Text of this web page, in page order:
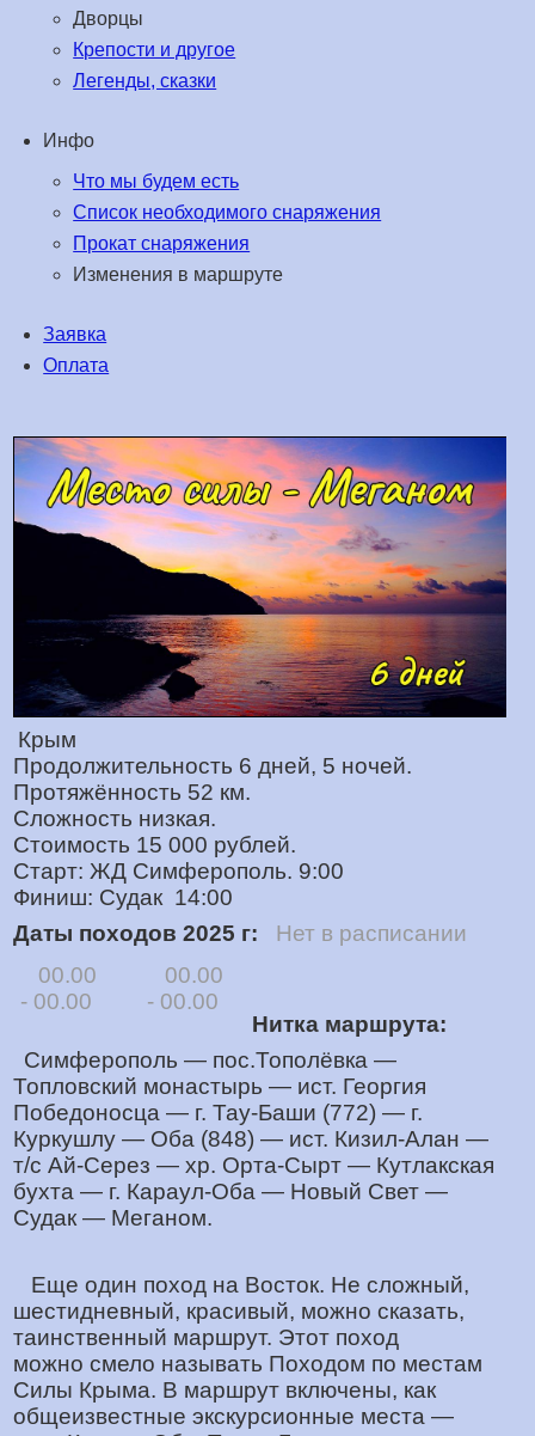
Дворцы
Крепости и другое
Легенды, сказки
Инфо
Что мы будем есть
Список необходимого снаряжения
Прокат снаряжения
Изменения в маршруте
Заявка
Оплата
Крым
Продолжительность 6 дней, 5 ночей.
Протяжённость 52 км.
Сложность низкая.
Стоимость 15 000 рублей.
Старт: ЖД Симферополь. 9:00
Финиш: Судак 14:00
Даты походов 2025 г: Нет в расписании
00.00
- 00.00
00.00
- 00.00
Нитка маршрута:
Симферополь — пос.Тополёвка —
Топловский монастырь — ист. Георгия
Победоносца — г. Тау-Баши (772) — г.
Куркушлу — Оба (848) — ист. Кизил-Алан —
т/с Ай-Серез — хр. Орта-Сырт — Кутлакская
бухта — г. Караул-Оба — Новый Свет —
Судак — Меганом.
Еще один поход на Восток. Не сложный,
шестидневный, красивый, можно сказать,
таинственный маршрут. Этот поход
можно смело называть Походом по местам
Силы Крыма. В маршрут включены, как
общеизвестные экскурсионные места —